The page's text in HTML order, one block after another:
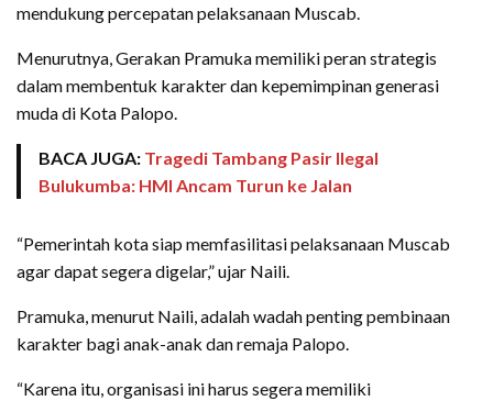
mendukung percepatan pelaksanaan Muscab.
Menurutnya, Gerakan Pramuka memiliki peran strategis
dalam membentuk karakter dan kepemimpinan generasi
muda di Kota Palopo.
BACA JUGA: Tragedi Tambang Pasir Ilegal
Bulukumba: HMI Ancam Turun ke Jalan
“Pemerintah kota siap memfasilitasi pelaksanaan Muscab
agar dapat segera digelar,” ujar Naili.
Pramuka, menurut Naili, adalah wadah penting pembinaan
karakter bagi anak-anak dan remaja Palopo.
“Karena itu, organisasi ini harus segera memiliki